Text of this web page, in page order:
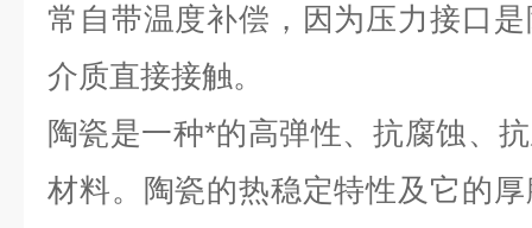
常自带温度补偿，因为压力接口
介质直接接触。
陶瓷是一种*的高弹性、抗腐蚀、
材料。陶瓷的热稳定特性及它的